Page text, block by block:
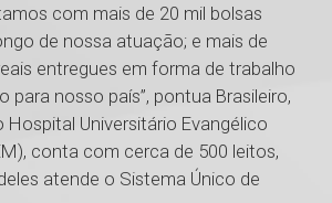
com mais de 20 mil bolsas
de nossa atuação; e mais de
entregues em forma de trabalho
para nosso país”, pontua Brasileiro,
Hospital Universitário Evangélico
conta com cerca de 500 leitos,
atende o Sistema Único de